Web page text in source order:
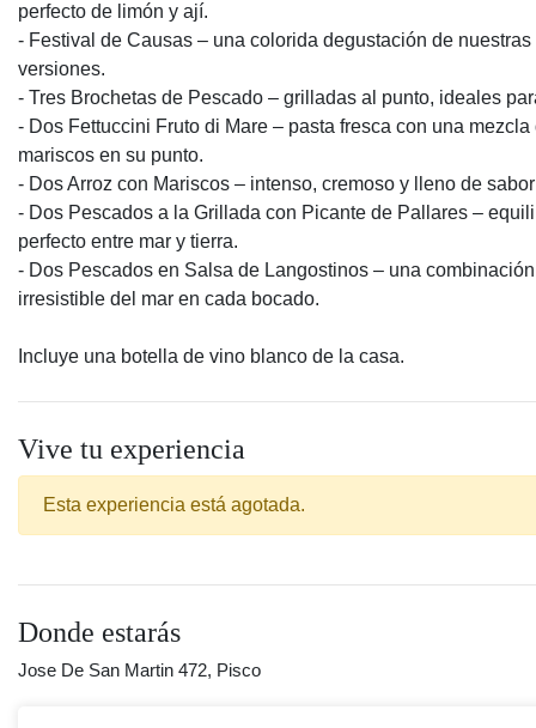
perfecto de limón y ají.
- Festival de Causas – una colorida degustación de nuestras
versiones.
- Tres Brochetas de Pescado – grilladas al punto, ideales
- Dos Fettuccini Fruto di Mare – pasta fresca con una mezcla
mariscos en su punto.
- Dos Arroz con Mariscos – intenso, cremoso y lleno de
- Dos Pescados a la Grillada con Picante de Pallares –
perfecto entre mar y tierra.
- Dos Pescados en Salsa de Langostinos – una combinación
irresistible del mar en cada bocado.
Incluye una botella de vino blanco de la casa.
Vive tu experiencia
Esta experiencia está agotada.
Donde estarás
Jose De San Martin 472, Pisco